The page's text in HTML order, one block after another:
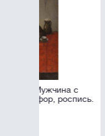
Парные
Хева